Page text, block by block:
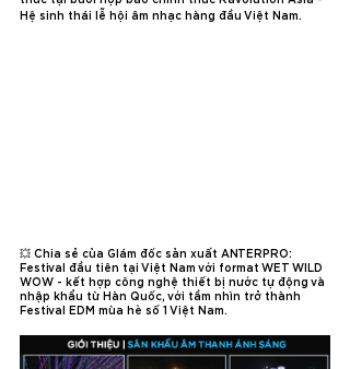
Hệ sinh thái lễ hội âm nhạc hàng đầu Việt Nam.
💥 Chia sẻ của GIám đốc sản xuất ANTERPRO:
Festival đầu tiên tại Việt Nam với format WET WILD
WOW - kết hợp công nghệ thiết bị nước tự động và
nhập khẩu từ Hàn Quốc, với tầm nhìn trở thành
Festival EDM mùa hè số 1 Việt Nam.